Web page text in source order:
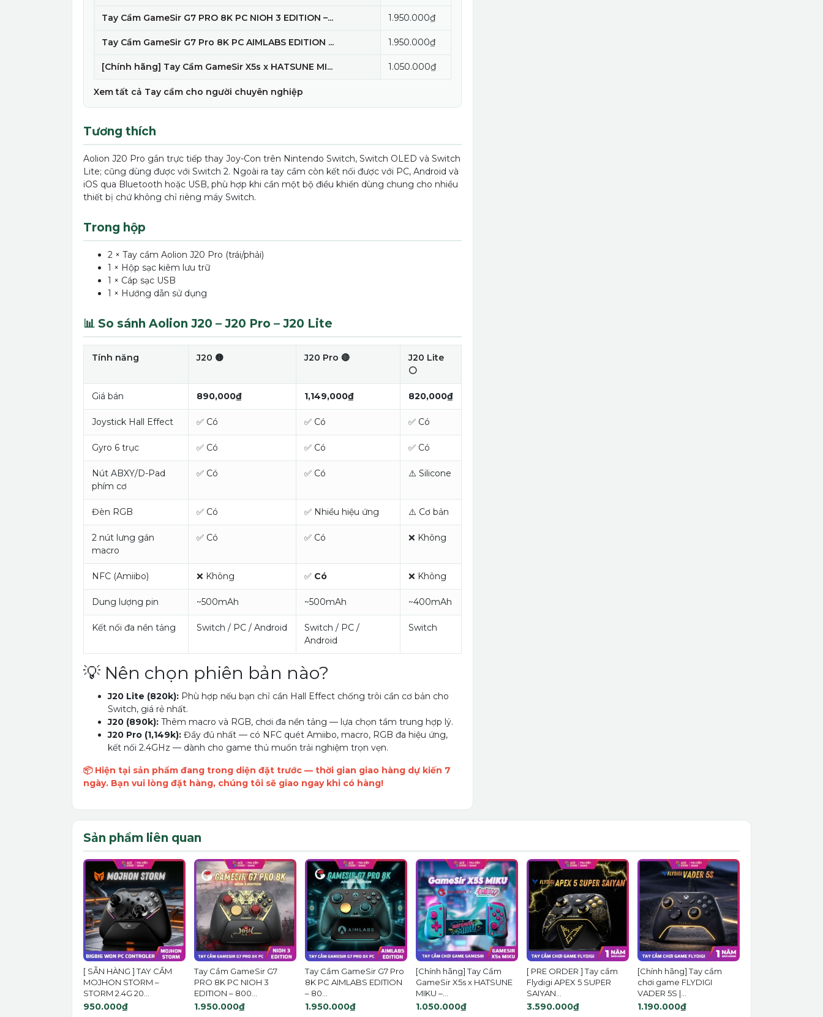
Tay Cầm GameSir G7 PRO 8K PC NIOH 3 EDITION –... 1.950.000₫
Tay Cầm GameSir G7 Pro 8K PC AIMLABS EDITION ... 1.950.000₫
[Chính hãng] Tay Cầm GameSir X5s x HATSUNE MI... 1.050.000₫
Xem tất cả Tay cầm cho người chuyên nghiệp
Tương thích
Aolion J20 Pro gắn trực tiếp thay Joy-Con trên Nintendo Switch, Switch OLED và Switch
Lite; cũng dùng được với Switch 2. Ngoài ra tay cầm còn kết nối được với PC, Android và
iOS qua Bluetooth hoặc USB, phù hợp khi cần một bộ điều khiển dùng chung cho nhiều
thiết bị chứ không chỉ riêng máy Switch.
Trong hộp
2 × Tay cầm Aolion J20 Pro (trái/phải)
1 × Hộp sạc kiêm lưu trữ
1 × Cáp sạc USB
1 × Hướng dẫn sử dụng
📊 So sánh Aolion J20 – J20 Pro – J20 Lite
Tính năng J20 🟡 J20 Pro 🔴
J20 Lite
⚪
Giá bán 890,000₫ 1,149,000₫ 820,000₫
Joystick Hall Effect ✅ Có ✅ Có ✅ Có
Gyro 6 trục ✅ Có ✅ Có ✅ Có
Nút ABXY/D-Pad
phím cơ
✅ Có ✅ Có ⚠️ Silicone
Đèn RGB ✅ Có ✅ Nhiều hiệu ứng ⚠️ Cơ bản
2 nút lưng gán
macro
✅ Có ✅ Có ❌ Không
NFC (Amiibo) ❌ Không ✅ Có ❌ Không
Dung lượng pin ~500mAh ~500mAh ~400mAh
Kết nối đa nền tảng Switch / PC / Android
Switch / PC /
Android
Switch
💡 Nên chọn phiên bản nào?
J20 Lite (820k): Phù hợp nếu bạn chỉ cần Hall Effect chống trôi cần cơ bản cho
Switch, giá rẻ nhất.
J20 (890k): Thêm macro và RGB, chơi đa nền tảng — lựa chọn tầm trung hợp lý.
J20 Pro (1,149k): Đầy đủ nhất — có NFC quét Amiibo, macro, RGB đa hiệu ứng,
kết nối 2.4GHz — dành cho game thủ muốn trải nghiệm trọn vẹn.
📦 Hiện tại sản phẩm đang trong diện đặt trước — thời gian giao hàng dự kiến 7
ngày. Bạn vui lòng đặt hàng, chúng tôi sẽ giao ngay khi có hàng!
Sản phẩm liên quan
[ SẴN HÀNG ] TAY CẦM
MOJHON STORM –
STORM 2.4G 20...
950.000₫
Tay Cầm GameSir G7
PRO 8K PC NIOH 3
EDITION – 800...
1.950.000₫
Tay Cầm GameSir G7 Pro
8K PC AIMLABS EDITION
– 80...
1.950.000₫
[Chính hãng] Tay Cầm
GameSir X5s x HATSUNE
MIKU –...
1.050.000₫
[ PRE ORDER ] Tay cầm
Flydigi APEX 5 SUPER
SAIYAN...
3.590.000₫
[Chính hãng] Tay cầm
chơi game FLYDIGI
VADER 5S |...
1.190.000₫